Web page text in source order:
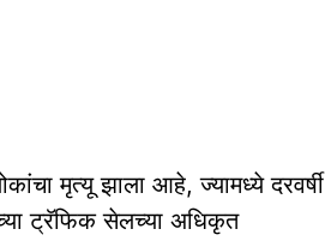
मृत्यू झाला आहे, ज्यामध्ये दरवर्षी
ट्रॅफिक सेलच्या अधिकृत